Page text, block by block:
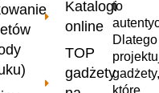
to
Dlatego
gadżety,
które
Katalogi
online
TOP
gadżety